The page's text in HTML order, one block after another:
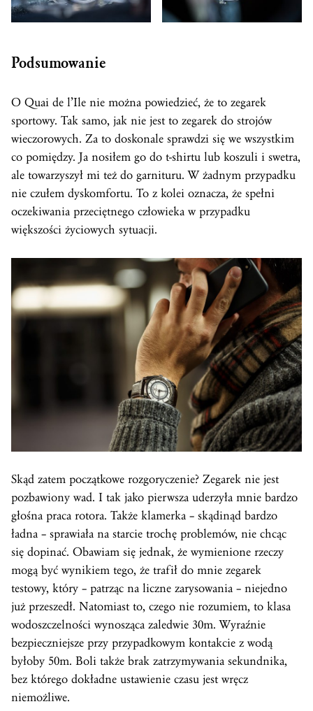
Podsumowanie
O Quai de l’Ile nie można powiedzieć, że to zegarek
sportowy. Tak samo, jak nie jest to zegarek do strojów
wieczorowych. Za to doskonale sprawdzi się we wszystkim
co pomiędzy. Ja nosiłem go do t-shirtu lub koszuli i swetra,
ale towarzyszył mi też do garnituru. W żadnym przypadku
nie czułem dyskomfortu. To z kolei oznacza, że spełni
oczekiwania przeciętnego człowieka w przypadku
większości życiowych sytuacji.
Skąd zatem początkowe rozgoryczenie? Zegarek nie jest
pozbawiony wad. I tak jako pierwsza uderzyła mnie bardzo
głośna praca rotora. Także klamerka – skądinąd bardzo
ładna – sprawiała na starcie trochę problemów, nie chcąc
się dopinać. Obawiam się jednak, że wymienione rzeczy
mogą być wynikiem tego, że trafił do mnie zegarek
testowy, który – patrząc na liczne zarysowania – niejedno
już przeszedł. Natomiast to, czego nie rozumiem, to klasa
wodoszczelności wynosząca zaledwie 30m. Wyraźnie
bezpieczniejsze przy przypadkowym kontakcie z wodą
byłoby 50m. Boli także brak zatrzymywania sekundnika,
bez którego dokładne ustawienie czasu jest wręcz
niemożliwe.